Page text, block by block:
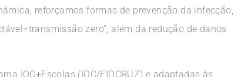
reforçamos formas de prevenção da infecção,
zero”, além da redução de danos
IOC+Escolas (IOC/FIOCRUZ) e adaptadas às